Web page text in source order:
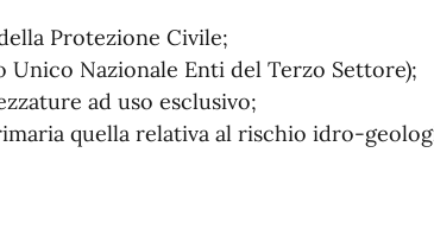
Protezione Civile;
Unico Nazionale Enti del Terzo Settore);
ad uso esclusivo;
quella relativa al rischio idro-